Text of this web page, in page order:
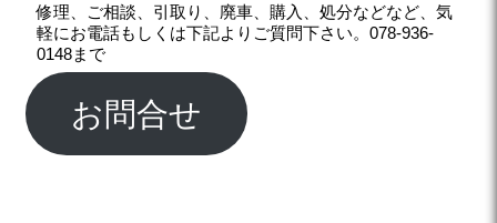
修理、ご相談、引取り、廃車、購入、処分などなど、気
軽にお電話もしくは下記よりご質問下さい。078-936-
0148まで
お問合せ